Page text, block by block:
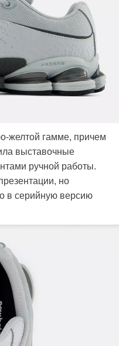
желтой гамме, причем
выставочные
ручной работы.
но
в серийную версию